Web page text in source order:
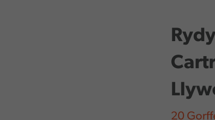
20